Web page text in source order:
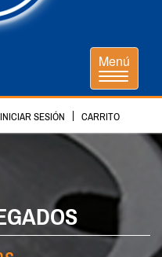
Menú
INICIAR SESIÓN CARRITO